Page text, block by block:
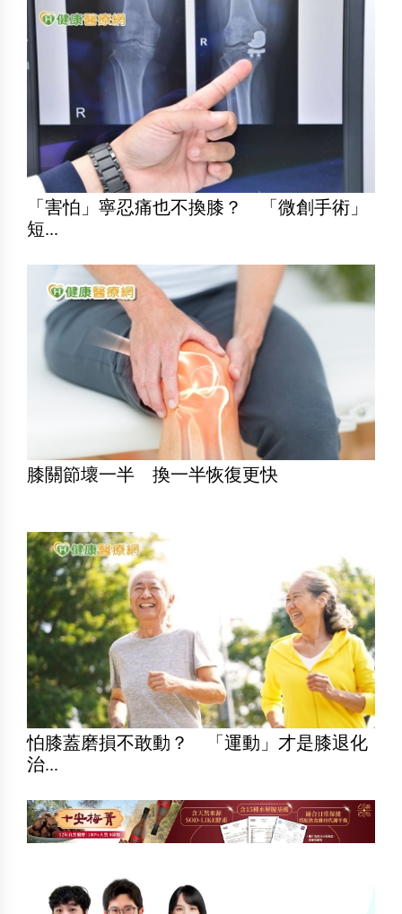
「害怕」寧忍痛也不換膝？ 「微創手術」
短...
膝關節壞一半 換一半恢復更快
怕膝蓋磨損不敢動？ 「運動」才是膝退化
治...